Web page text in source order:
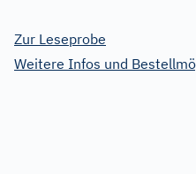
Zur Leseprobe
Weitere Infos und